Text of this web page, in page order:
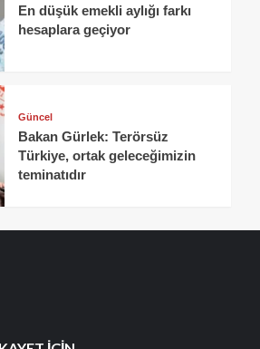
En düşük emekli aylığı farkı
hesaplara geçiyor
Güncel
Bakan Gürlek: Terörsüz
Türkiye, ortak geleceğimizin
teminatıdır